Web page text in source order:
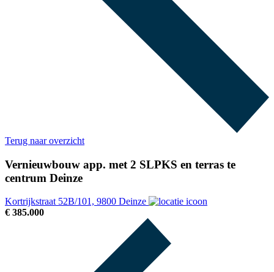
Terug naar overzicht
Vernieuwbouw app. met 2 SLPKS en terras te
centrum Deinze
Kortrijkstraat 52B/101, 9800 Deinze
€ 385.000